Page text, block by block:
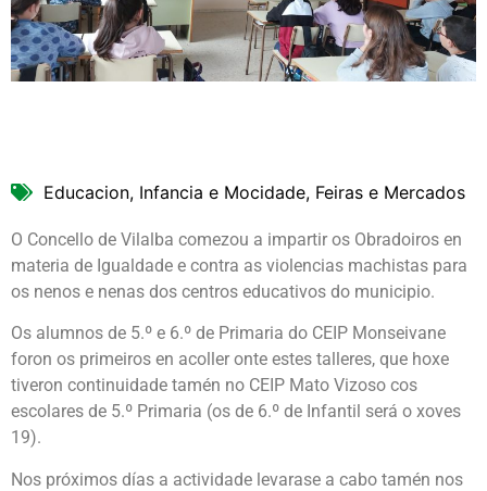
Educacion, Infancia e Mocidade, Feiras e Mercados
O Concello de Vilalba comezou a impartir os Obradoiros en
materia de Igualdade e contra as violencias machistas para
os nenos e nenas dos centros educativos do municipio.
Os alumnos de 5.º e 6.º de Primaria do CEIP Monseivane
foron os primeiros en acoller onte estes talleres, que hoxe
tiveron continuidade tamén no CEIP Mato Vizoso cos
escolares de 5.º Primaria (os de 6.º de Infantil será o xoves
19).
Nos próximos días a actividade levarase a cabo tamén nos